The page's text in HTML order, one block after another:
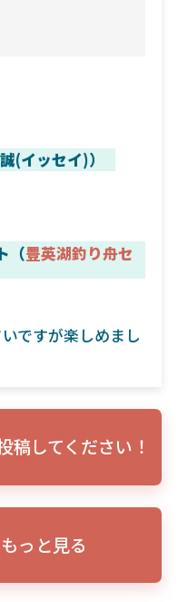
(イッセイ)）
（豊英湖釣り舟セ
ですが楽しめまし
稿してください！
っと見る